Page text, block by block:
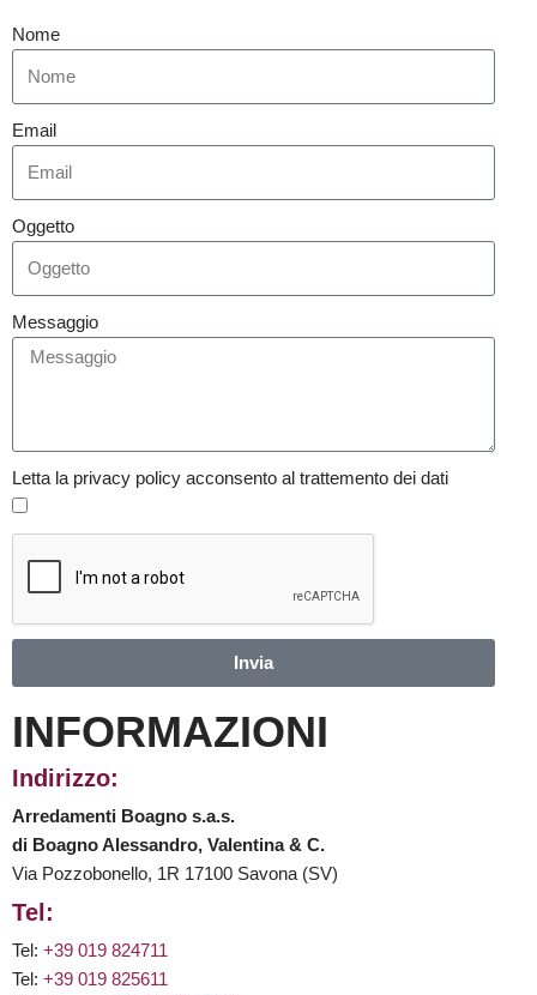
Nome
Email
Oggetto
Messaggio
Letta la privacy policy acconsento al trattemento dei dati
Invia
INFORMAZIONI
Indirizzo:
Arredamenti Boagno s.a.s.
di Boagno Alessandro, Valentina & C.
Via Pozzobonello, 1R 17100 Savona (SV)
Tel:
Tel: +39 019 824711
Tel: +39 019 825611